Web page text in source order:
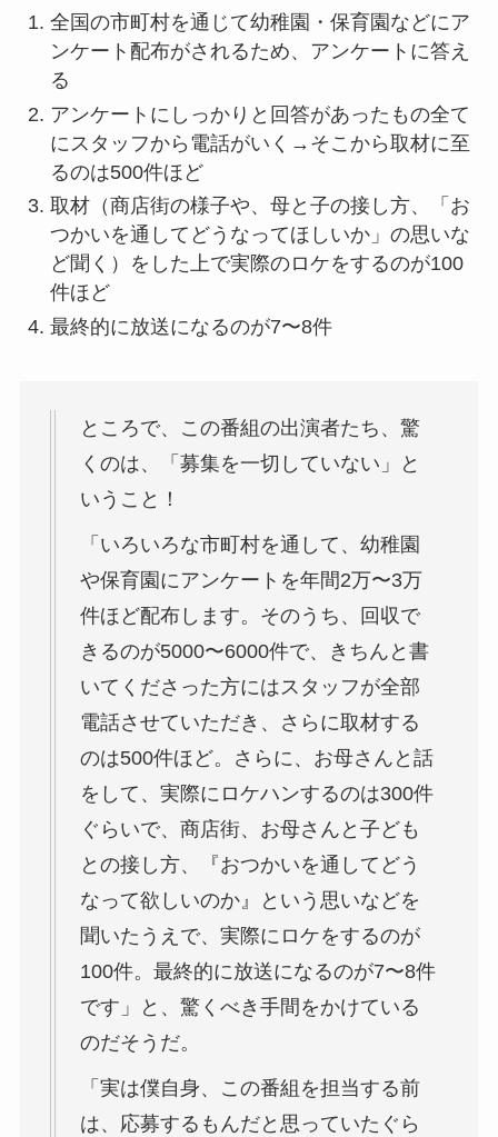
全国の市町村を通じて幼稚園・保育園などにア
ンケート配布がされるため、アンケートに答え
る
アンケートにしっかりと回答があったもの全て
にスタッフから電話がいく→そこから取材に至
るのは500件ほど
取材（商店街の様子や、母と子の接し方、「お
つかいを通してどうなってほしいか」の思いな
ど聞く）をした上で実際のロケをするのが100
件ほど
最終的に放送になるのが7〜8件
ところで、この番組の出演者たち、驚
くのは、「募集を一切していない」と
いうこと！
「いろいろな市町村を通して、幼稚園
や保育園にアンケートを年間2万〜3万
件ほど配布します。そのうち、回収で
きるのが5000〜6000件で、きちんと書
いてくださった方にはスタッフが全部
電話させていただき、さらに取材する
のは500件ほど。さらに、お母さんと話
をして、実際にロケハンするのは300件
ぐらいで、商店街、お母さんと子ども
との接し方、『おつかいを通してどう
なって欲しいのか』という思いなどを
聞いたうえで、実際にロケをするのが
100件。最終的に放送になるのが7〜8件
です」と、驚くべき手間をかけている
のだそうだ。
「実は僕自身、この番組を担当する前
は、応募するもんだと思っていたぐら